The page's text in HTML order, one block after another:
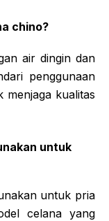
chino?
air dingin dan
penggunaan
menjaga kualitas
untuk
untuk pria
celana yang